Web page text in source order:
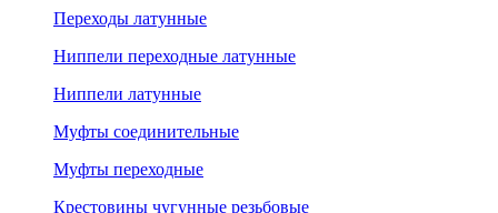
Переходы латунные
Ниппели переходные латунные
Ниппели латунные
Муфты соединительные
Муфты переходные
Крестовины чугунные резьбовые